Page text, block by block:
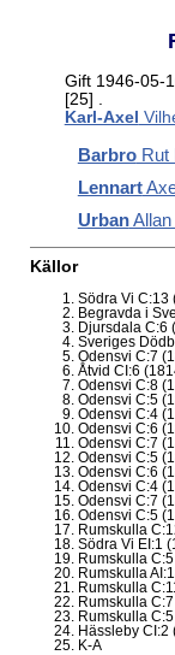
Gift 1946-05-
[25] .
Karl-Axel
BarbroRut
Lennart
UrbanAllan
Källor
Södra Vi C:13
Begravda i
Djursdala C:6
Sveriges
Odensvi C:7
Åtvid CI:6
Odensvi C:8
Odensvi C:5
Odensvi C:4
Odensvi C:6
Odensvi C:7
Odensvi C:5
Odensvi C:6
Odensvi C:4
Odensvi C:7
Odensvi C:5
Rumskulla
Södra Vi EI:1
Rumskulla
Rumskulla
Rumskulla
Rumskulla
Rumskulla
Hässleby CI:2
K-A